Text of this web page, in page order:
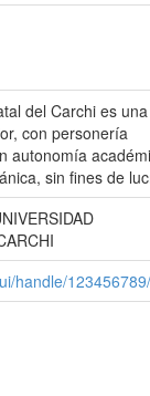
del Carchi es una
con personería
autonomía
sin fines de
handle/